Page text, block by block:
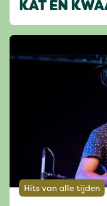
KAT EN
Hits van alle tijden